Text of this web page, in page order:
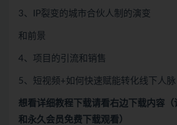
3、IP裂变的城市合伙人制的演变
和前景
4、项目的引流和销售
5、短视频+如何快速赋能转化线下人脉
想看详细教程下载请看右边下载内容
和永久会员免费下载观看）